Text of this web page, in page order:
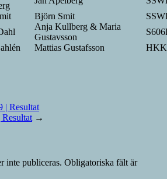
Björn Smit
Anja Kullberg & Maria
Gustavsson
Mattias Gustafsson
| Resultat
→
inte publiceras. Obligatoriska fält är